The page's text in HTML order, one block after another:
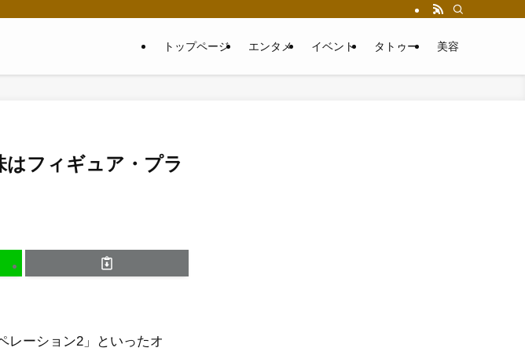
トップページ エンタメ イベント タトゥー 美容
フィギュア・プラ
レーション2」といったオ